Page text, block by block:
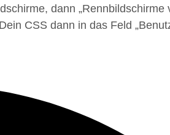
dann „Rennbildschirme
CSS dann in das Feld